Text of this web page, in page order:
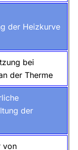
der Heizkurve
bei
der Therme
der
von